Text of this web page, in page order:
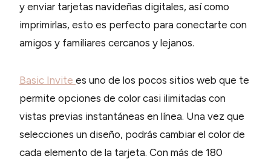
y enviar tarjetas navideñas digitales, así como
imprimirlas, esto es perfecto para conectarte con
amigos y familiares cercanos y lejanos.
Basic Invite es uno de los pocos sitios web que te
permite opciones de color casi ilimitadas con
vistas previas instantáneas en línea. Una vez que
selecciones un diseño, podrás cambiar el color de
cada elemento de la tarjeta. Con más de 180